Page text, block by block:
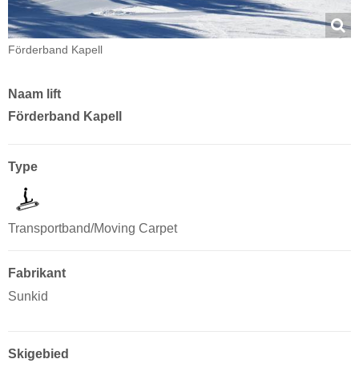
Förderband Kapell
Naam lift
Förderband Kapell
Type
Transportband/Moving Carpet
Fabrikant
Sunkid
Skigebied